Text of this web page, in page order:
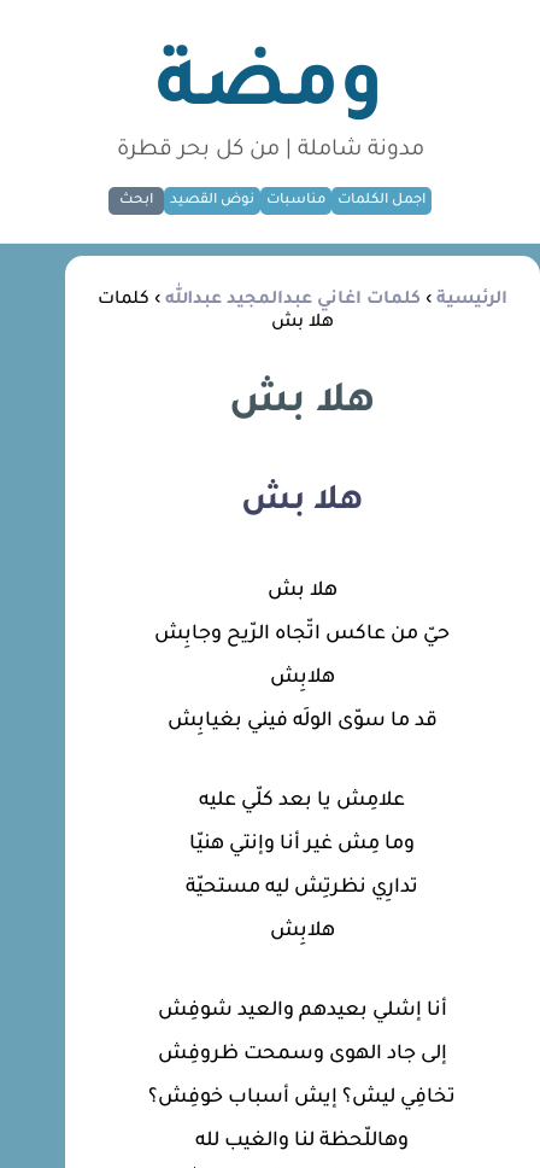
ومضة
مدونة شاملة | من كل بحر قطرة
اجمل الكلمات مناسبات نوض القصيد ابحث
الرئيسية › كلمات اغاني عبدالمجيد عبدالله › كلمات
هلا بش
هلا بش
هلا بش
هلا بش
حيّ من عاكس اتّجاه الرّيح وجابِش
هلابِش
قد ما سوّى الولَه فيني بغيابِش
علامِش يا بعد كلّي عليه
وما مِش غير أنا وإنتي هنيّا
تدارِي نظرتِش ليه مستحيّة
هلابِش
أنا إشلي بعيدهم والعيد شوفِش
إلى جاد الهوى وسمحت ظروفِش
تخافِي ليش؟ إيش أسباب خوفِش؟
وهاللّحظة لنا والغيب لله